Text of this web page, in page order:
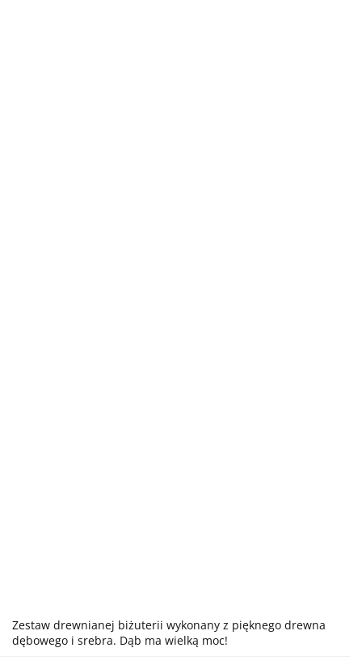
Zestaw drewnianej biżuterii wykonany z pięknego drewna
dębowego i srebra. Dąb ma wielką moc!